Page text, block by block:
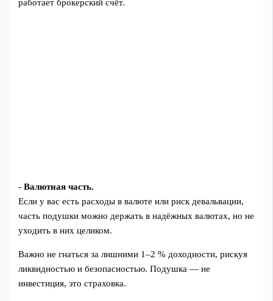
работает брокерский счёт.
-Валютная часть.
Если у вас есть расходы в валюте или риск девальвации,
часть подушки можно держать в надёжных валютах, но не
уходить в них целиком.
Важно не гнаться за лишними 1–2 % доходности, рискуя
ликвидностью и безопасностью. Подушка — не
инвестиция, это страховка.